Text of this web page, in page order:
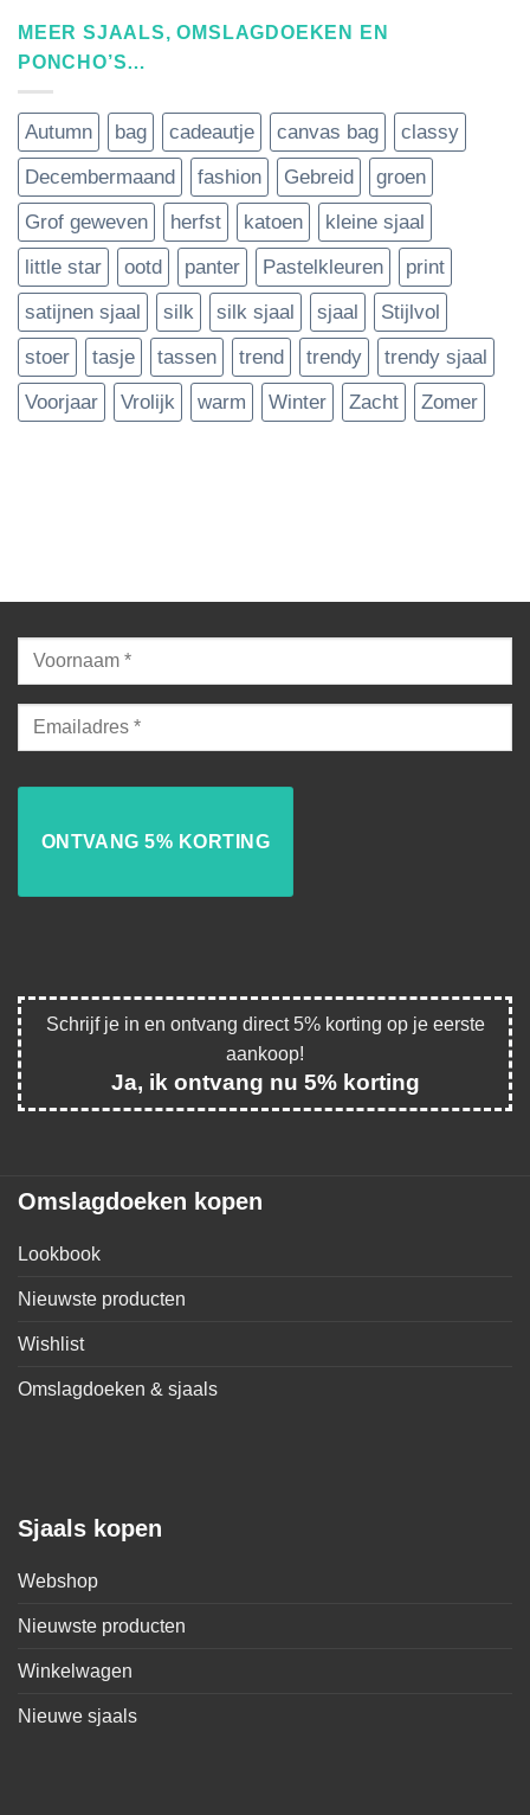
MEER SJAALS, OMSLAGDOEKEN EN
PONCHO’S…
Autumn bag cadeautje canvas bag
classy
Decembermaand
fashion Gebreid
groen
Grof geweven
herfst katoen
kleine sjaal
little star
ootd panter Pastelkleuren
print
satijnen sjaal
silk silk sjaal sjaal
Stijlvol
stoer
tasje tassen trend trendy
trendy sjaal
Voorjaar
Vrolijk warm Winter Zacht Zomer
Schrijf je in en ontvang direct 5% korting op je eerste
aankoop!
Ja, ik ontvang nu 5% korting
Omslagdoeken kopen
Lookbook
Nieuwste producten
Wishlist
Omslagdoeken & sjaals
Sjaals kopen
Webshop
Nieuwste producten
Winkelwagen
Nieuwe sjaals